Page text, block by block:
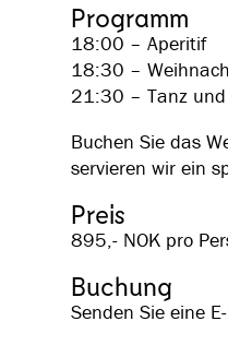
Programm
18:00 – Aperitif
18:30 –
21:30 – Tanz
Buchen Sie das
servieren wir ein
Preis
895,- NOK pro
Buchung
Senden Sie eine